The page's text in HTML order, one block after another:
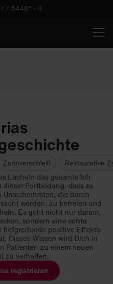
/ 54481 - 0
Zahnverschleiß Restaurative
Lächeln das gesamte Ich
Fortbildung, dass es
die durch
werden, zu befreien und
Es geht nicht nur darum,
sondern eine echte
tiefgreifende positive Effekte
Dieses Wissen wird Dich in
Patienten zu einem neuen
zu verhelfen.
registrieren